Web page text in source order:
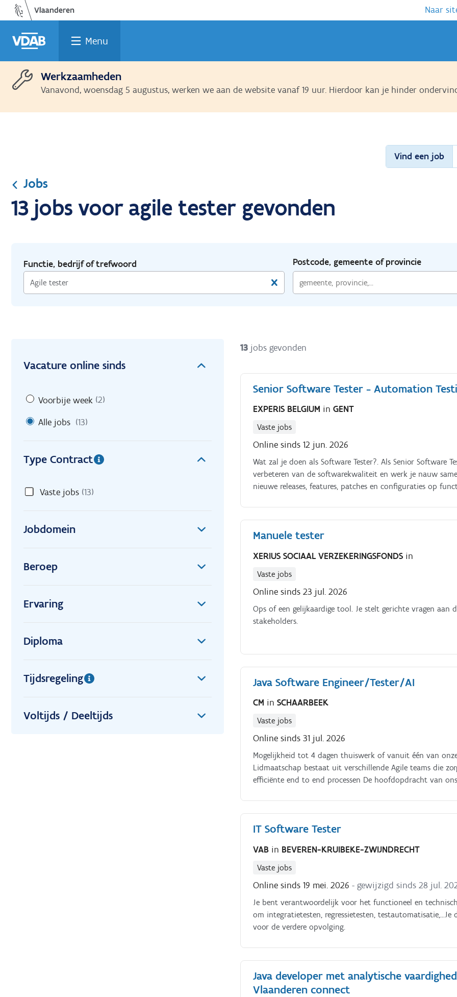
Ga
naar
de
inhoud
Vind
een
job
Vind
een
opleiding
Welke
job
past
bij
Terug
naar
home
Naar
Menu
Werkzaamheden
Vanavond, woensdag 5 augustus, werken we aan de website vanaf 19 uur. Hierdoor kan je hinder
Vind een job
Jobs
13 jobs voor agile tester gevonden
Functie, bedrijf of trefwoord
Postcode, gemeente of provincie
Vacature online sinds
Voorbije week (2)
Alle jobs (13)
Type Contract
Vaste jobs (13)
Jobdomein
Beroep
Ervaring
Diploma
Tijdsregeling
Voltijds / Deeltijds
13 jobs gevonden
Senior Software Tester - Automation
EXPERIS BELGIUM inGENT
Vaste jobs
Online sinds 12 jun. 2026
Wat zal je doen als Software Tester?. Als Senior Software
verbeteren van de softwarekwaliteit en werk je nauw
nieuwe releases, features, patches en configuraties op
geautomatiseerde testscenario’s, vanaf scratch waar
verder uit binnen het platform Je analyseert bugs en
actief mee over UI/UX verbeteringen vanuit
Je ondersteunt waar nodig in 3rd line support en
bouwen en te professionaliseren Je draagt bij aan
Manuele tester
XERIUS SOCIAAL VERZEKERINGSFONDS in
Vaste jobs
Online sinds 23 jul. 2026
Ops of een gelijkaardige tool. Je stelt gerichte vragen aan
stakeholders.
Java Software Engineer/Tester/AI
CM inSCHAARBEEK
Vaste jobs
Online sinds 31 jul. 2026
Mogelijkheid tot 4 dagen thuiswerk of vanuit één van
Lidmaatschap bestaat uit verschillende Agile teams die
efficiënte end to end processen De hoofdopdracht van
tot gezondheidszorg Het team bestaat uit een Tech Lead,
Om onze toekomstige projecten te ondersteunen, zijn wij
staat is om beide rollen te vervullen:.
IT Software Tester
VAB in BEVEREN-KRUIBEKE-ZWIJNDRECHT
Vaste jobs
Online sinds 19 mei. 2026 - gewijzigd sinds 28 jul.
Je bent verantwoordelijk voor het functioneel en
om integratietesten, regressietesten,
voor de verdere opvolging.
Java developer met analytische
Vlaanderen connect